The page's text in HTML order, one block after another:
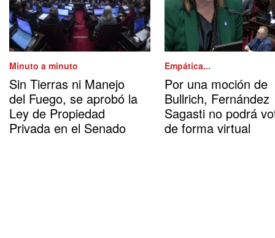
Minuto a minuto
Sin Tierras ni Manejo
del Fuego, se aprobó la
Ley de Propiedad
Privada en el Senado
Empática...
Por una moción de
Bullrich, Fernández
Sagasti no podrá
de forma virtual